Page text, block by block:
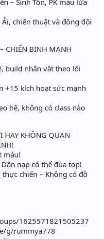
– Sinh Tồn, PK máu lửa
chiến thuật và đồng đội
CHIẾN BINH MẠNH
build nhân vật theo lối
+15 kích hoạt sức mạnh
hệ, không có class nào
HAY KHÔNG QUAN
máu!
nạp có thể đua top!
chiến – Không có đồ
1625571821505237
g/rummya778